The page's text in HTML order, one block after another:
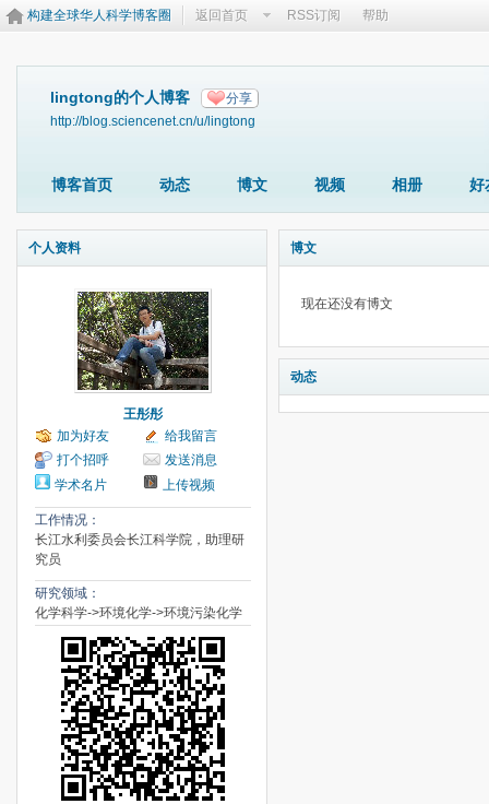
构建全球华人科学博客圈 返回首页 RSS订阅 帮助
lingtong的个人博客 分享
http://blog.sciencenet.cn/u/lingtong
博客首页 动态 博文 视频 相册 好
个人资料
王彤彤
加为好友
给我留言
打个招呼
发送消息
学术名片
上传视频
工作情况：
长江水利委员会长江科学院，助理研
究员
研究领域：
化学科学->环境化学->环境污染化学
博文
现在还没有博文
动态